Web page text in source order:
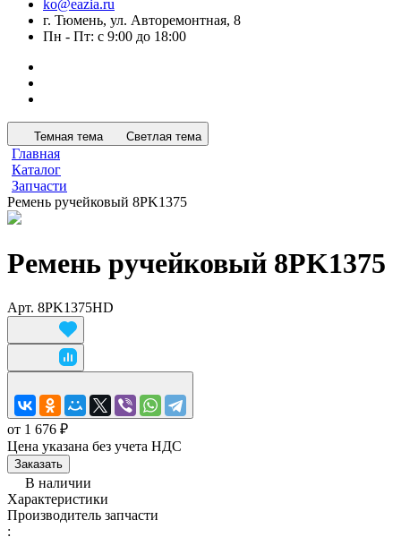
ko@eazia.ru
г. Тюмень, ул. Авторемонтная, 8
Пн - Пт: с 9:00 до 18:00
Темная тема Светлая тема
Главная
Каталог
Запчасти
Ремень ручейковый 8PK1375
Ремень ручейковый 8PK1375
Арт. 8PK1375HD
от 1 676 ₽
Цена указана без учета НДС
Заказать
В наличии
Характеристики
Производитель запчасти
: